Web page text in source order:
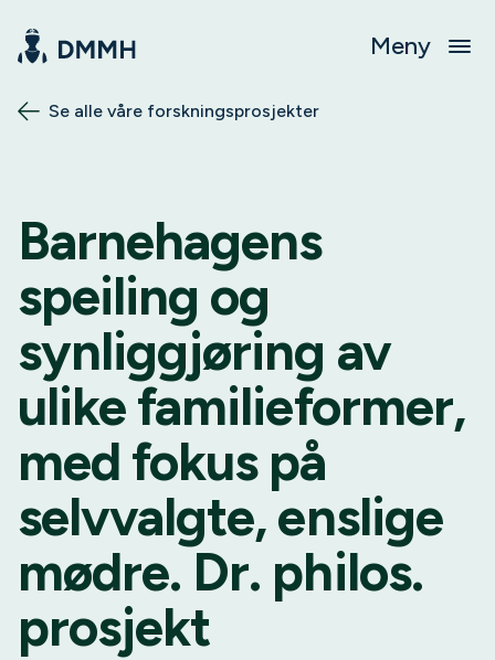
Meny
Se alle våre forskningsprosjekter
Barnehagens
speiling og
synliggjøring av
ulike familieformer,
med fokus på
selvvalgte, enslige
mødre. Dr. philos.
prosjekt